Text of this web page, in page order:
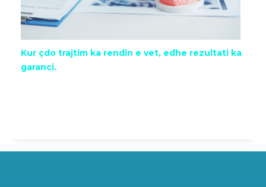
Kur çdo trajtim ka rendin e vet, edhe rezultati ka
garanci.